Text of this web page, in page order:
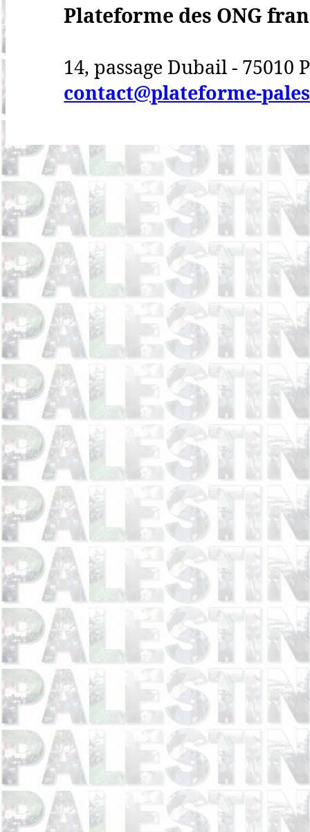
Plateforme des ONG
14, passage Dubail - 75010
contact@plateforme-